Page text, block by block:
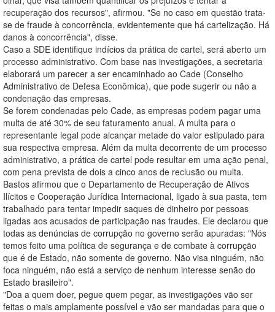
recuperação dos recursos", afirmou. "Se no caso em questão trata-
se de fraude à concorrência, evidentemente que há cartelização. Há
danos à concorrência", disse.
Caso a SDE identifique indícios da prática de cartel, será aberto um
processo administrativo. Com base nas investigações, a secretaria
elaborará um parecer a ser encaminhado ao Cade (Conselho
Administrativo de Defesa Econômica), que pode sugerir ou não a
condenação das empresas.
Se forem condenadas pelo Cade, as empresas podem pagar uma
multa de até 30% de seu faturamento anual. A multa para o
representante legal pode alcançar metade do valor estipulado para
sua respectiva empresa. Além da multa decorrente de um processo
administrativo, a prática de cartel pode resultar em uma ação penal,
com pena prevista de dois a cinco anos de reclusão ou multa.
Bastos afirmou que o Departamento de Recuperação de Ativos
Ilícitos e Cooperação Jurídica Internacional, ligado à sua pasta, tem
trabalhado para tentar impedir saques de dinheiro por pessoas
ligadas aos acusados de participação nas fraudes. Ele declarou que
todas as denúncias de corrupção no governo serão apuradas: "Nós
temos feito uma política de segurança e de combate à corrupção
que é de Estado, não somente de governo. Não visa ninguém, não
foca ninguém, não está a serviço de nenhum interesse senão do
Estado brasileiro".
"Doa a quem doer, pegue quem pegar, as investigações vão ser
feitas o mais amplamente possível e vão ser mandadas para que o